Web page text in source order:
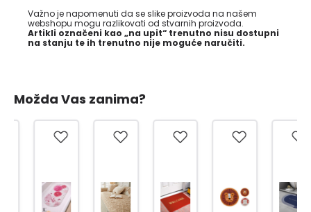
Važno je napomenuti da se slike proizvoda na našem
webshopu mogu razlikovati od stvarnih proizvoda.
Artikli označeni kao „na upit“ trenutno nisu dostupni
na stanju te ih trenutno nije moguće naručiti.
Možda Vas zanima?